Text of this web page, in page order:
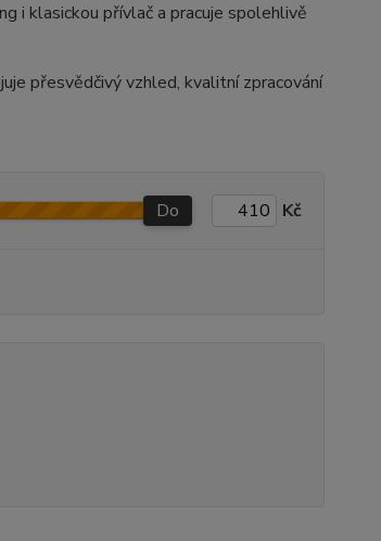
i klasickou přívlač a pracuje spolehlivě
přesvědčivý vzhled, kvalitní zpracování
Do Kč